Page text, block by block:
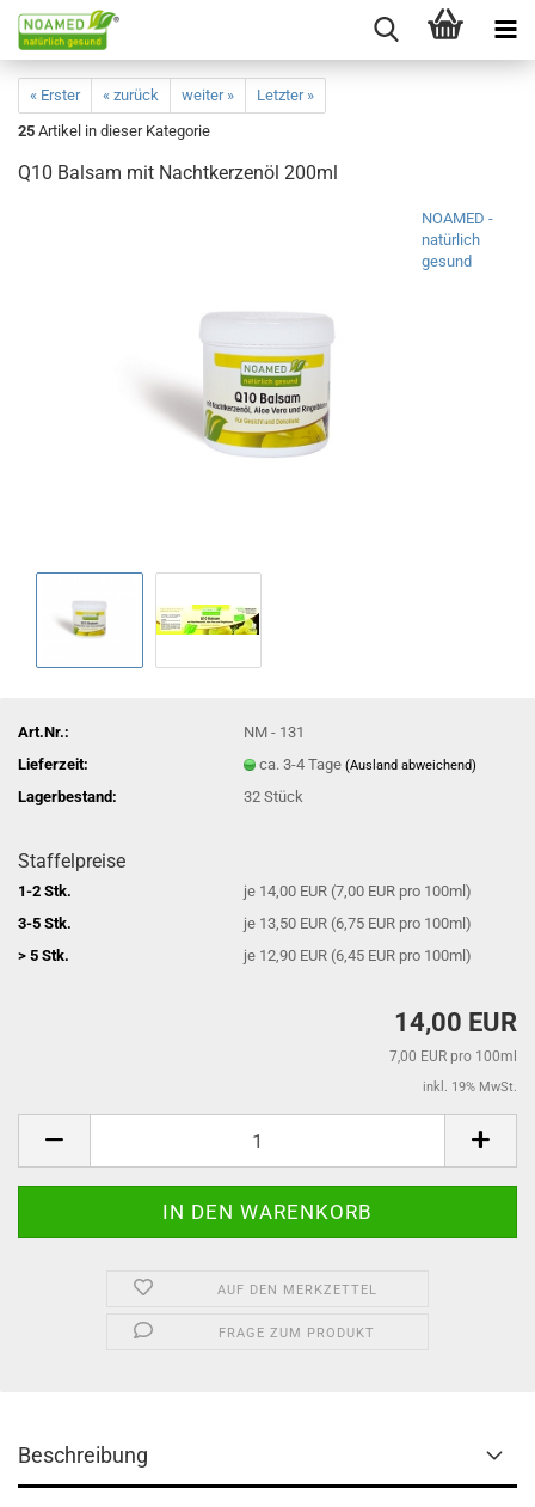
« Erster « zurück weiter »
Letzter »
25 Artikel in dieser Kategorie
Q10 Balsam mit Nachtkerzenöl 200ml
NOAMED -
natürlich
gesund
Art.Nr.:
NM - 131
Lieferzeit:
ca. 3-4 Tage(Ausland abweichend)
Lagerbestand: 32Stück
Staffelpreise
1-2 Stk.
je 14,00 EUR (7,00 EUR pro 100ml)
3-5 Stk.
je 13,50 EUR (6,75 EUR pro 100ml)
> 5 Stk.
je 12,90 EUR (6,45 EUR pro 100ml)
14,00 EUR
7,00 EUR pro 100ml
inkl. 19% MwSt.
AUF DEN MERKZETTEL
FRAGE ZUM PRODUKT
Beschreibung